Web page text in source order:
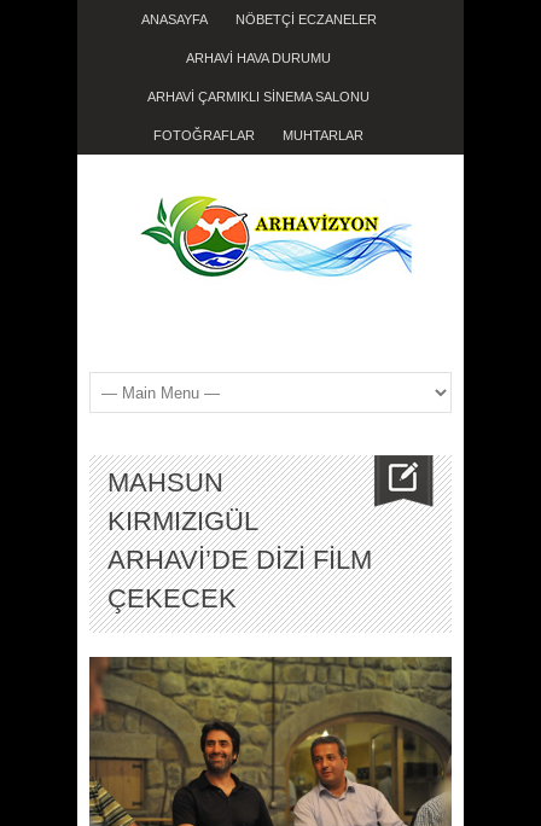
ANASAYFA NÖBETÇİ ECZANELER
ARHAVİ HAVA DURUMU
ARHAVİ ÇARMIKLI SİNEMA SALONU
FOTOĞRAFLAR MUHTARLAR
MAHSUN
KIRMIZIGÜL
ARHAVİ’DE DİZİ FİLM
ÇEKECEK